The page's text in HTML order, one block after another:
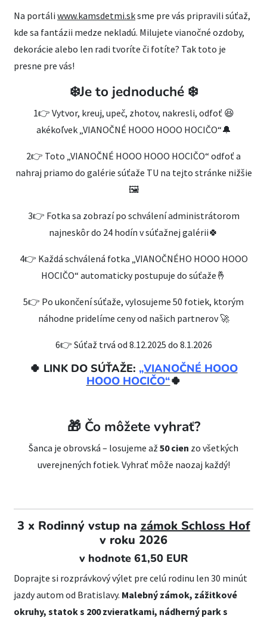
Na portáli www.kamsdetmi.sksme pre vás pripravili súťaž,
kde sa fantázii medze nekladú. Milujete vianočné ozdoby,
dekorácie alebo len radi tvoríte či fotíte? Tak toto je
presne pre vás!
❄️Je to jednoduché ❄️
1👉 Vytvor, kreuj, upeč, zhotov, nakresli, odfoť 😆
akékoľvek „VIANOČNÉ HOOO HOOO HOCIČO“🔔
2👉 Toto „VIANOČNÉ HOOO HOOO HOCIČO“ odfoť a
nahraj priamo do galérie súťaže TU na tejto stránke nižšie
🖼️
3👉 Fotka sa zobrazí po schválení administrátorom
najneskôr do 24 hodín v súťažnej galérii🍀
4👉 Každá schválená fotka „VIANOČNÉHO HOOO HOOO
HOCIČO“ automaticky postupuje do súťaže🤞
5👉 Po ukončení súťaže, vylosujeme 50 fotiek, ktorým
náhodne pridelíme ceny od našich partnerov 🚀
6👉 Súťaž trvá od 8.12.2025 do 8.1.2026
🍀 LINK DO SÚŤAŽE: „VIANOČNÉ HOOO
HOOO HOCIČO“🍀
🎁 Čo môžete vyhrať?
Šanca je obrovská – losujeme až 50 cien zo všetkých
uverejnených fotiek. Vyhrať môže naozaj každý!
3 x Rodinný vstup na zámok Schloss Hof
v roku 2026
v hodnote 61,50 EUR
Doprajte si rozprávkový výlet pre celú rodinu len 30 minút
jazdy autom od Bratislavy. Malebný zámok, zážitkové
okruhy, statok s 200 zvieratkami, nádherný park s